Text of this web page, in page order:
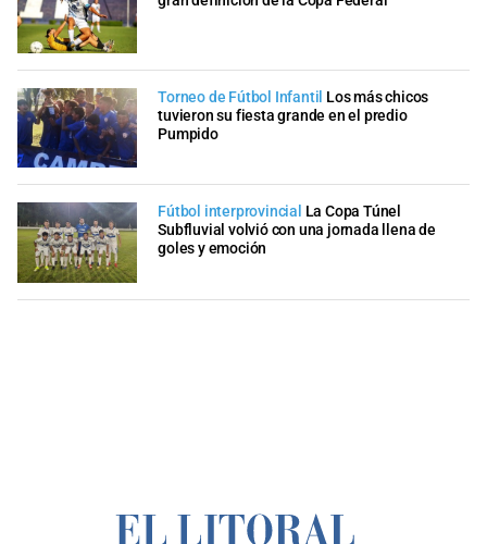
Torneo de Fútbol Infantil Los más chicos
tuvieron su fiesta grande en el predio
Pumpido
Fútbol interprovincial La Copa Túnel
Subfluvial volvió con una jornada llena de
goles y emoción